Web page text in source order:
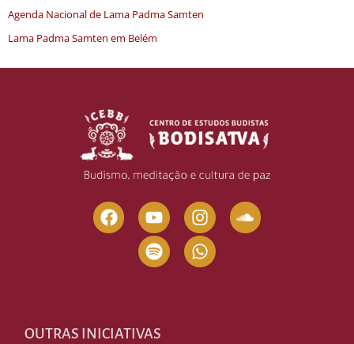
Agenda Nacional de Lama Padma Samten
Lama Padma Samten em Belém
OUTRAS INICIATIVAS